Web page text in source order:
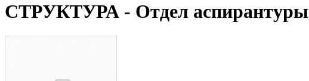
СТРУКТУРА - Отдел аспирантуры